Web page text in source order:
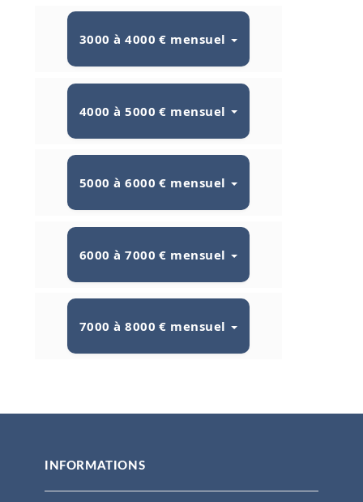
3000 à 4000 € mensuel
4000 à 5000 € mensuel
5000 à 6000 € mensuel
6000 à 7000 € mensuel
7000 à 8000 € mensuel
INFORMATIONS